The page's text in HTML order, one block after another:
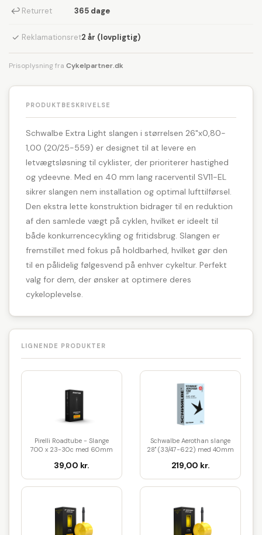
↩ Returret 365 dage
✓ Reklamationsret2 år (lovpligtig)
Prisoplysning fra Cykelpartner.dk
PRODUKTBESKRIVELSE
Schwalbe Extra Light slangen i størrelsen 26"x0,80-
1,00 (20/25-559) er designet til at levere en
letvægtsløsning til cyklister, der prioriterer hastighed
og ydeevne. Med en 40 mm lang racerventil SV11-EL
sikrer slangen nem installation og optimal lufttilførsel.
Den ekstra lette konstruktion bidrager til en reduktion
af den samlede vægt på cyklen, hvilket er ideelt til
både konkurrencecykling og fritidsbrug. Slangen er
fremstillet med fokus på holdbarhed, hvilket gør den
til en pålidelig følgesvend på enhver cykeltur. Perfekt
valg for dem, der ønsker at optimere deres
cykeloplevelse.
LIGNENDE PRODUKTER
Pirelli Roadtube - Slange
700 x 23-30c med 60mm
39,00 kr.
Schwalbe Aerothan slange
28" (33/47-622) med 40mm
219,00 kr.